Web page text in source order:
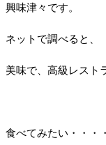
興味津々です。
ネットで調べると、
美味で、高級レスト
食べてみたい・・・